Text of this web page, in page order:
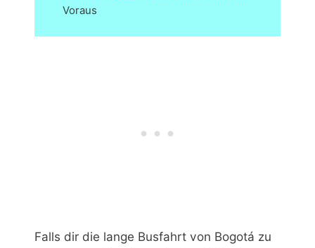
Voraus
Falls dir die lange Busfahrt von Bogotá zu